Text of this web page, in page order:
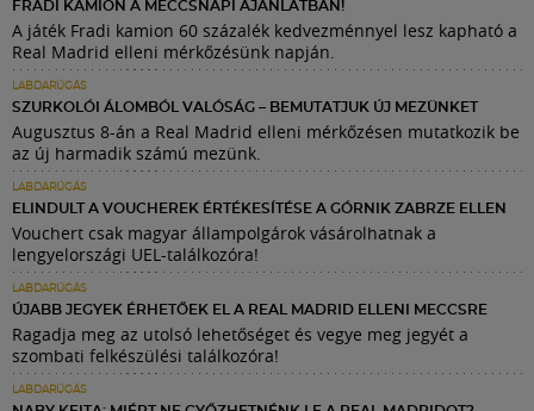
FRADI KAMION A MECCSNAPI AJÁNLATBAN!
A játék Fradi kamion 60 százalék kedvezménnyel lesz kapható a
Real Madrid elleni mérkőzésünk napján.
LABDARÚGÁS
SZURKOLÓI ÁLOMBÓL VALÓSÁG – BEMUTATJUK ÚJ MEZÜNKET
Augusztus 8-án a Real Madrid elleni mérkőzésen mutatkozik be
az új harmadik számú mezünk.
LABDARÚGÁS
ELINDULT A VOUCHEREK ÉRTÉKESÍTÉSE A GÓRNIK ZABRZE ELLEN
Vouchert csak magyar állampolgárok vásárolhatnak a
lengyelországi UEL-találkozóra!
LABDARÚGÁS
ÚJABB JEGYEK ÉRHETŐEK EL A REAL MADRID ELLENI MECCSRE
Ragadja meg az utolsó lehetőséget és vegye meg jegyét a
szombati felkészülési találkozóra!
LABDARÚGÁS